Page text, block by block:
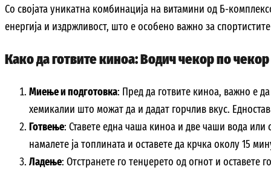
Со својата уникатна комбинација на витамини од Б-
енергија и издржливост, што е особено важно за
Како да готвите киноа: Водич чекор по чекор
Миење и подготовка: Пред да готвите киноа, важно е
хемикалии што можат да и дадат горчлив вкус.
Готвење: Ставете една чаша киноа и две чаши вода или
намалете ја топлината и оставете да крчка околу 15
Ладење: Отстранете го тенџерето од огнот и